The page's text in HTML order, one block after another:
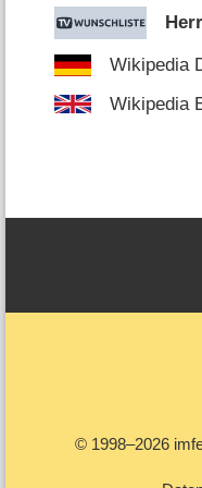
Wikipedia
Wikipedia
© 1998–2026